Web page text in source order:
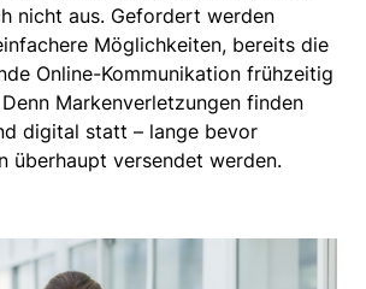
nicht aus. Gefordert werden
Möglichkeiten, bereits die
Online-Kommunikation frühzeitig
Markenverletzungen finden
digital statt – lange bevor
überhaupt versendet werden.